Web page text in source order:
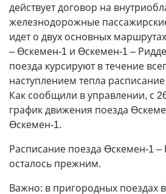
действует договор на
железнодорожные
идет о двух основных
– Өскемен-1 и Өскемен-1 –
поезда курсируют в течение
наступлением тепла
Как сообщили в управлении, с
график движения поезда
Өскемен-1.
Расписание поезда Өскемен-1
осталось прежним.
Важно: в пригородных поездах